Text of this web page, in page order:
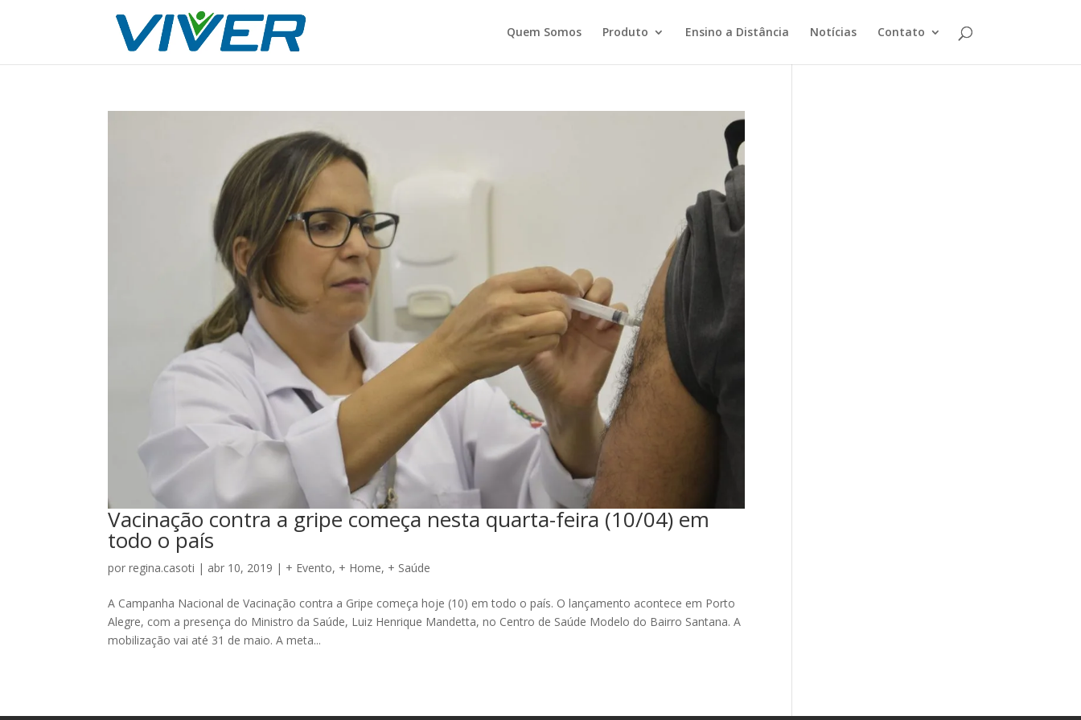
Quem Somos Produto Ensino a Distância Notícias Contato
Vacinação contra a gripe começa nesta quarta-feira (10/04) em
todo o país
porregina.casoti | abr 10, 2019 | + Evento, + Home, + Saúde
A Campanha Nacional de Vacinação contra a Gripe começa hoje (10) em todo o país. O lançamento acontece em Porto
Alegre, com a presença do Ministro da Saúde, Luiz Henrique Mandetta, no Centro de Saúde Modelo do Bairro Santana. A
mobilização vai até 31 de maio. A meta...